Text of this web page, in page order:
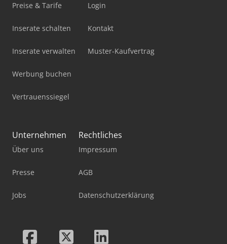
Preise & Tarife
Inserate schalten
Inserate verwalten
Werbung buchen
Vertrauenssiegel
Login
Kontakt
Muster-Kaufvertrag
Unternehmen
Über uns
Presse
Jobs
Rechtliches
Impressum
AGB
Datenschutzerklärung